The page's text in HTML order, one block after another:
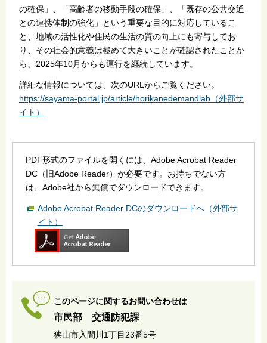
の確保」、「高齢者の移動手段の確保」、「既存の公共交通
との連携体制の強化」という重要な目的に対応しているこ
と、地域の活性化や住民の生活の質の向上にも寄与してお
り、その社会的意義は極めて大きいことが確認されたことか
ら、2025年10月からも運行を継続しています。
詳細な情報については、次のURLからご覧ください。
https://sayama-portal.jp/article/horikanedemandlab（外部サ
イト）
PDF形式のファイルを開くには、Adobe Acrobat Reader
DC（旧Adobe Reader）が必要です。お持ちでない方
は、Adobe社から無償でダウンロードできます。
Adobe Acrobat Reader DCのダウンロードへ（外部サ
イト）
このページに関するお問い合わせは
市民部 交通防犯課
狭山市入間川1丁目23番5号